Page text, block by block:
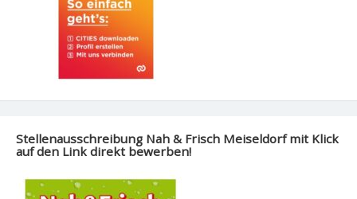
Stellenausschreibung Nah & Frisch Meiseldorf mit Klick
auf den Link direkt bewerben!